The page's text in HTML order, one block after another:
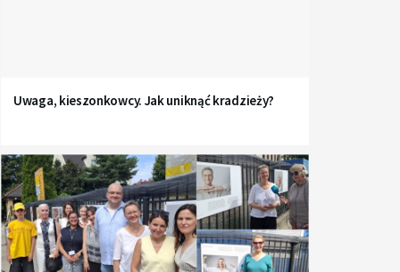
Uwaga, kieszonkowcy. Jak uniknąć kradzieży?